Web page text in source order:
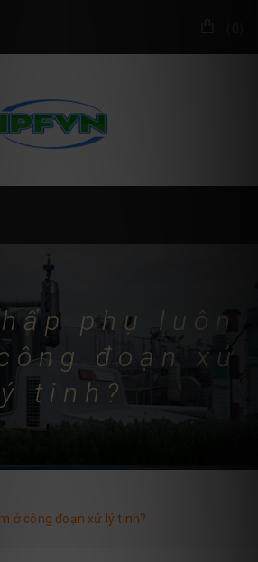
(0)
GIỚI THIỆU
LIÊN HỆ
phụ luôn
đoạn xử
tinh?
ở công đoạn xử lý tinh?